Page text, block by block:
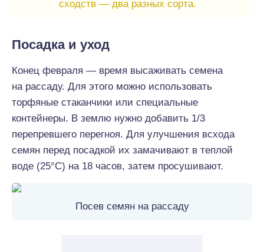
сходств — два разных сорта.
Посадка и уход
Конец февраля — время высаживать семена
на рассаду. Для этого можно использовать
торфяные стаканчики или специальные
контейнеры. В землю нужно добавить 1/3
перепревшего перегноя. Для улучшения всхода
семян перед посадкой их замачивают в теплой
воде (25°С) на 18 часов, затем просушивают.
Посев семян на рассаду